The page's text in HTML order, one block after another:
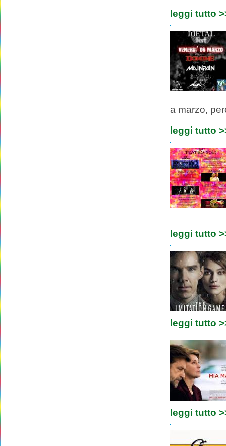
leggi tutto
a marzo,
leggi tutto
leggi tutto
leggi tutto
leggi tutto